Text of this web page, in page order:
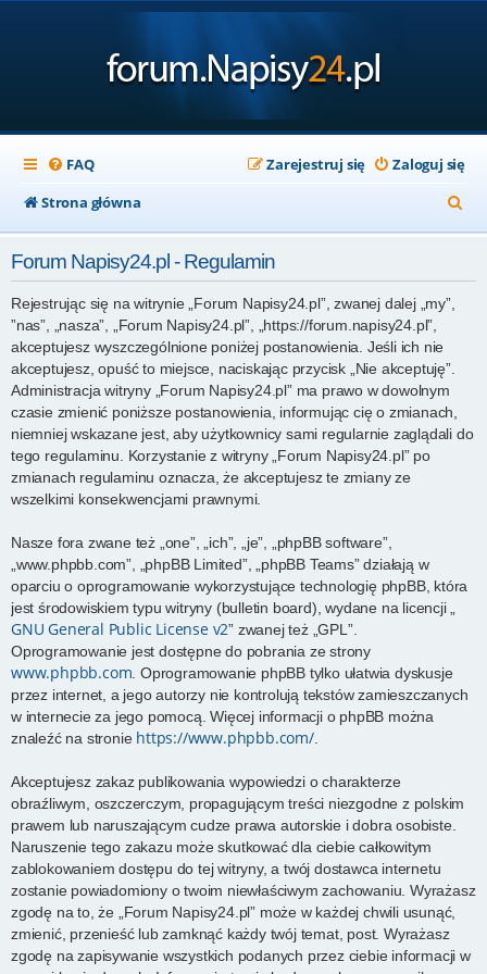
FAQ Zaloguj się
Zarejestruj się
Strona główna
z
Forum Napisy24.pl - Regulamin
Rejestrując się na witrynie „Forum Napisy24.pl”, zwanej dalej „my”,
”nas”, „nasza”, „Forum Napisy24.pl”, „https://forum.napisy24.pl”,
akceptujesz wyszczególnione poniżej postanowienia. Jeśli ich nie
akceptujesz, opuść to miejsce, naciskając przycisk „Nie akceptuję”.
Administracja witryny „Forum Napisy24.pl” ma prawo w dowolnym
czasie zmienić poniższe postanowienia, informując cię o zmianach,
niemniej wskazane jest, aby użytkownicy sami regularnie zaglądali do
tego regulaminu. Korzystanie z witryny „Forum Napisy24.pl” po
zmianach regulaminu oznacza, że akceptujesz te zmiany ze
wszelkimi konsekwencjami prawnymi.
Nasze fora zwane też „one”, „ich”, „je”, „phpBB software”,
„www.phpbb.com”, „phpBB Limited”, „phpBB Teams” działają w
oparciu o oprogramowanie wykorzystujące technologię phpBB, która
jest środowiskiem typu witryny (bulletin board), wydane na licencji „
GNU General Public License v2” zwanej też „GPL”.
Oprogramowanie jest dostępne do pobrania ze strony
www.phpbb.com . Oprogramowanie phpBB tylko ułatwia dyskusje
przez internet, a jego autorzy nie kontrolują tekstów zamieszczanych
w internecie za jego pomocą. Więcej informacji o phpBB można
znaleźć na stronie https://www.phpbb.com/.
Akceptujesz zakaz publikowania wypowiedzi o charakterze
obraźliwym, oszczerczym, propagującym treści niezgodne z polskim
prawem lub naruszającym cudze prawa autorskie i dobra osobiste.
Naruszenie tego zakazu może skutkować dla ciebie całkowitym
zablokowaniem dostępu do tej witryny, a twój dostawca internetu
zostanie powiadomiony o twoim niewłaściwym zachowaniu. Wyrażasz
zgodę na to, że „Forum Napisy24.pl” może w każdej chwili usunąć,
zmienić, przenieść lub zamknąć każdy twój temat, post. Wyrażasz
zgodę na zapisywanie wszystkich podanych przez ciebie informacji w